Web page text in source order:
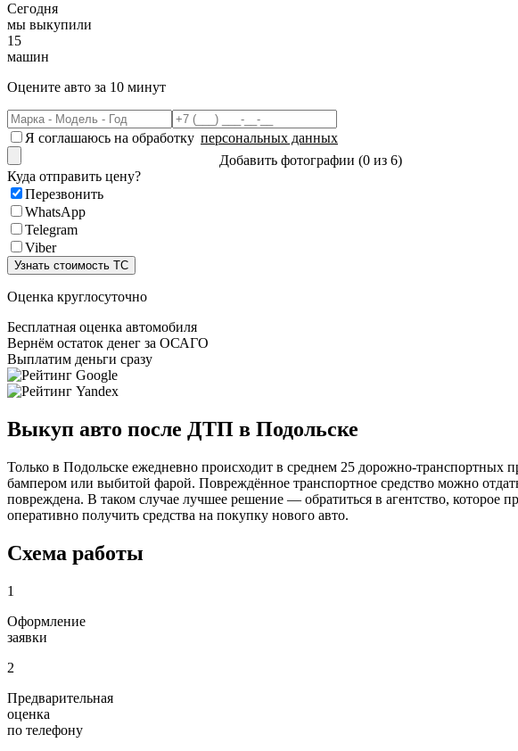
Сегодня
мы выкупили
1 5
машин
Оцените авто за 10 минут
Я соглашаюсь на обработку персональных данных
Добавить фотографии (0 из 6)
Куда отправить цену?
Перезвонить
WhatsApp
Telegram
Viber
Узнать стоимость ТС
Оценка круглосуточно
Бесплатная оценка автомобиля
Вернём остаток денег за ОСАГО
Выплатим деньги сразу
Выкуп авто после ДТП в Подольске
Только в Подольске ежедневно происходит в среднем 25 дорожно-транспортных
бампером или выбитой фарой. Повреждённое транспортное средство можно
повреждена. В таком случае лучшее решение — обратиться в агентство,
оперативно получить средства на покупку нового авто.
Схема работы
1
Оформление
заявки
2
Предварительная
оценка
по телефону